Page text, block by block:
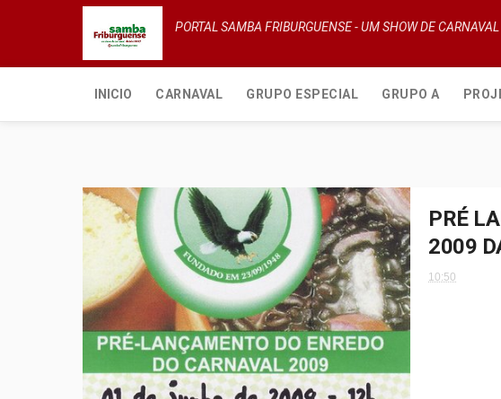
PORTAL SAMBA FRIBURGUENSE - UM SHOW DE CARNAVAL
INICIO CARNAVAL GRUPO ESPECIAL GRUPO A
PRÉ
2009
10:50